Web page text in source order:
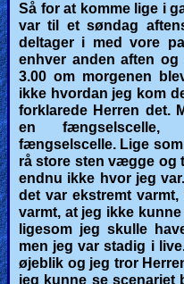
Så for at komme lige i
var til et søndag
deltager i med vore
enhver anden aften
3.00 om morgenen
ikke hvordan jeg kom
forklarede Herren det.
en fængselscelle,
fængselscelle. Lige
rå store sten vægge og
endnu ikke hvor jeg
det var ekstremt
varmt, at jeg ikke
ligesom jeg skulle
men jeg var stadig i
øjeblik og jeg tror
jeg kunne se scenariet